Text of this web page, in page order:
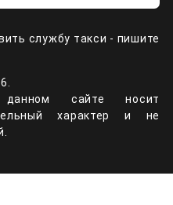
службу такси - пишите
сайте носит
характер и не